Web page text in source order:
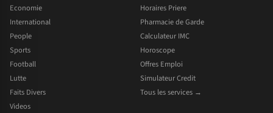
Economie
International
People
Sports
Football
Lutte
Faits Divers
Videos
Horaires Priere
Pharmacie de Garde
Calculateur IMC
Horoscope
Offres Emploi
Simulateur Credit
Tous les services →